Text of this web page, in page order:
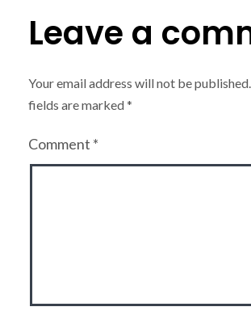
Leave a
Your email address will not be published.
fields are marked*
Comment *